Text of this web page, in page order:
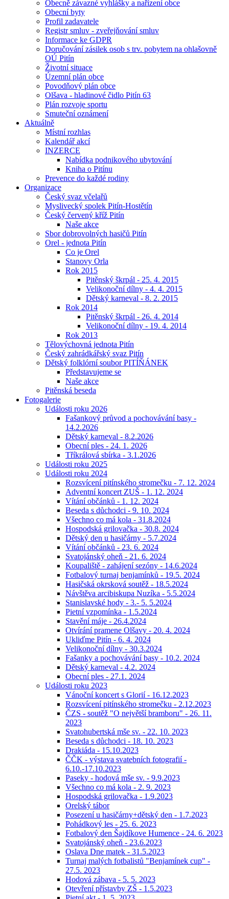
Obecně závazné vyhlášky a nařízení obce
Obecní byty
Profil zadavatele
Registr smluv - zveřejňování smluv
Informace ke GDPR
Doručování zásilek osob s trv. pobytem na ohlašovně
OÚ Pitín
Životní situace
Územní plán obce
Povodňový plán obce
Olšava - hladinové čidlo Pitín 63
Plán rozvoje sportu
Smuteční oznámení
Aktuálně
Místní rozhlas
Kalendář akcí
INZERCE
Nabídka podnikového ubytování
Kniha o Pitínu
Prevence do každé rodiny
Organizace
Český svaz včelařů
Myslivecký spolek Pitín-Hostětín
Český červený kříž Pitín
Naše akce
Sbor dobrovolných hasičů Pitín
Orel - jednota Pitín
Co je Orel
Stanovy Orla
Rok 2015
Pitěnský škrpál - 25. 4. 2015
Velikonoční dílny - 4. 4. 2015
Dětský karneval - 8. 2. 2015
Rok 2014
Pitěnský škrpál - 26. 4. 2014
Velikonoční dílny - 19. 4. 2014
Rok 2013
Tělovýchovná jednota Pitín
Český zahrádkářský svaz Pitín
Dětský folklórní soubor PITÍŇÁNEK
Představujeme se
Naše akce
Pitěnská beseda
Fotogalerie
Události roku 2026
Fašankový průvod a pochovávání basy -
14.2.2026
Dětský karneval - 8.2.2026
Obecní ples - 24. 1. 2026
Tříkrálová sbírka - 3.1.2026
Události roku 2025
Události roku 2024
Rozsvícení pitínského stromečku - 7. 12. 2024
Adventní koncert ZUŠ - 1. 12. 2024
Vítání občánků - 1. 12. 2024
Beseda s důchodci - 9. 10. 2024
Všechno co má kola - 31.8.2024
Hospodská grilovačka - 30.8. 2024
Dětský den u hasičárny - 5.7.2024
Vítání občánků - 23. 6. 2024
Svatojánský oheň - 21. 6. 2024
Koupaliště - zahájení sezóny - 14.6.2024
Fotbalový turnaj benjamínků - 19.5. 2024
Hasičská okrsková soutěž - 18.5.2024
Návštěva arcibiskupa Nuzíka - 5.5.2024
Stanislavské hody - 3.- 5. 5.2024
Pietní vzpomínka - 1.5.2024
Stavění máje - 26.4.2024
Otvírání pramene Olšavy - 20. 4. 2024
Ukliďme Pitín - 6. 4. 2024
Velikonoční dílny - 30.3.2024
Fašanky a pochovávání basy - 10.2. 2024
Dětský karneval - 4.2. 2024
Obecní ples - 27.1. 2024
Události roku 2023
Vánoční koncert s Glorií - 16.12.2023
Rozsvícení pitínského stromečku - 2.12.2023
ČZS - soutěž "O největší bramboru" - 26. 11.
2023
Svatohubertská mše sv. - 22. 10. 2023
Beseda s důchodci - 18. 10. 2023
Drakiáda - 15.10.2023
ČČK - výstava svatebních fotografií -
6.10.-17.10.2023
Paseky - hodová mše sv. - 9.9.2023
Všechno co má kola - 2. 9. 2023
Hospodská grilovačka - 1.9.2023
Orelský tábor
Posezení u hasičárny+dětský den - 1.7.2023
Pohádkový les - 25. 6. 2023
Fotbalový den Šajdíkove Humence - 24. 6. 2023
Svatojánský oheň - 23.6.2023
Oslava Dne matek - 31.5.2023
Turnaj malých fotbalistů "Benjamínek cup" -
27.5. 2023
Hodová zábava - 5. 5. 2023
Otevření přístavby ZŠ - 1.5.2023